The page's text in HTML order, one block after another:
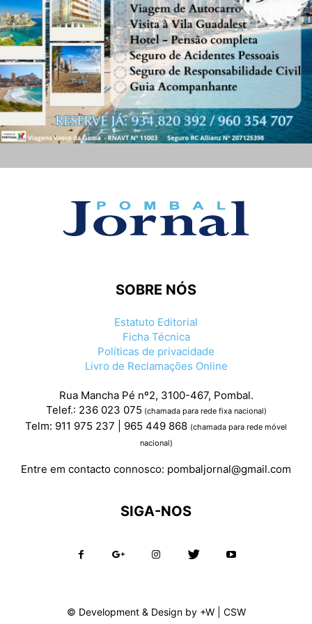
SOBRE NÓS
Estatuto Editorial
Ficha Técnica
Políticas de privacidade
Livro de Reclamações Online
Rua Mancha Pé nº2, 3100-467, Pombal.
Telef.: 236 023 075 (chamada para rede fixa nacional)
Telm: 911 975 237 | 965 449 868 (chamada para rede móvel
nacional)
Entre em contacto connosco: pombaljornal@gmail.com
SIGA-NOS
© Development & Design by +W| CSW